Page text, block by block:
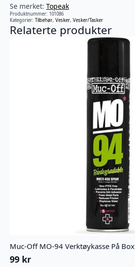
BAGASJEVESKE,
26
L
antall
Se merket: Topeak
Produktnummer: 101086
Kategorier: Tilbehør, Vesker, Vesker/Tasker
Relaterte produkter
Muc-Off MO-94 Verktøykasse På Box
99 kr